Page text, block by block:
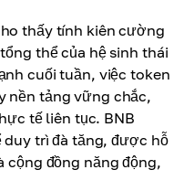
thấy tính kiên cường
thể của hệ sinh thái
cuối tuần, việc token
nền tảng vững chắc,
tế liên tục. BNB
trì đà tăng, được hỗ
cộng đồng năng động,